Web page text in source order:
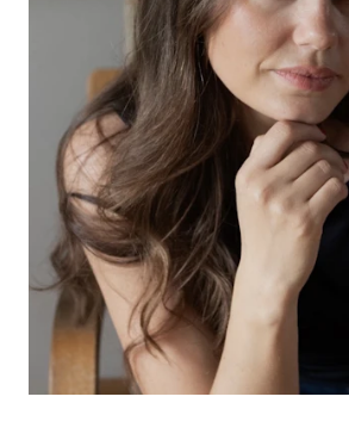
Fagmiljøer
Salane våre
Studentutvalet SUT (student.nmh.no)
FORSKNING
CERM